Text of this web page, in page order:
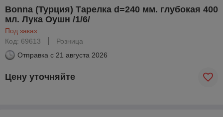
Bonna (Турция) Тарелка d=240 мм. глубокая 400
мл. Лука Оушн /1/6/
Под заказ
Код: 69613
Розница
Отправка с 21 августа 2026
Цену уточняйте